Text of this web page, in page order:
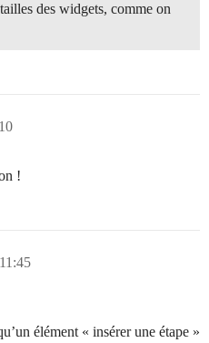
des widgets, comme on
!
élément « insérer une étape »